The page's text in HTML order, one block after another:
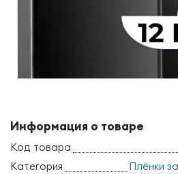
Информация о товаре
Код товара
Категория
Плёнки